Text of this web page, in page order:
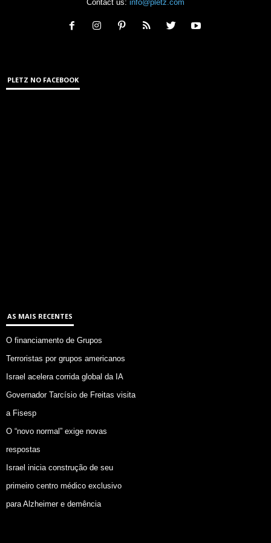
Contact us: info@pletz.com
PLETZ NO FACEBOOK
AS MAIS RECENTES
O financiamento de Grupos
Terroristas por grupos americanos
Israel acelera corrida global da IA
Governador Tarcísio de Freitas visita
a Fisesp
O “novo normal” exige novas
respostas
Israel inicia construção de seu
primeiro centro médico exclusivo
para Alzheimer e demência